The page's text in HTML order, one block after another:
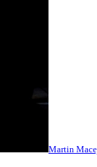
Martin